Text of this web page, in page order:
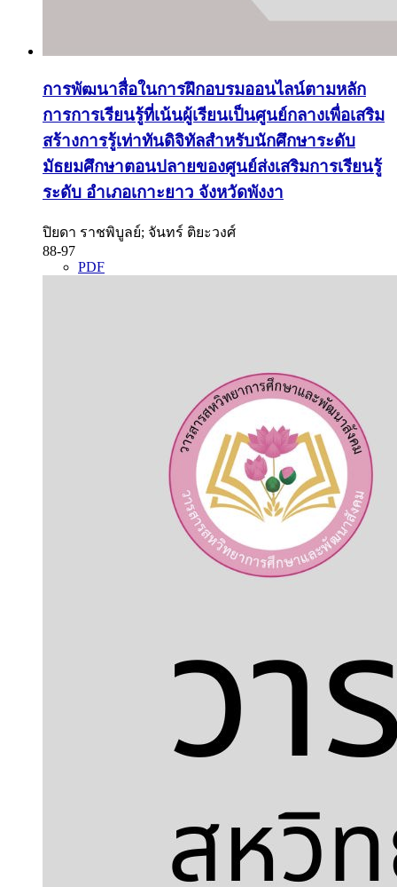
การพัฒนาสื่อในการฝึกอบรมออนไลน์ตามหลัก
การการเรียนรู้ที่เน้นผู้เรียนเป็นศูนย์กลางเพื่อเสริม
สร้างการรู้เท่าทันดิจิทัลสำหรับนักศึกษาระดับ
มัธยมศึกษาตอนปลายของศูนย์ส่งเสริมการเรียนรู้
ระดับ อำเภอเกาะยาว จังหวัดพังงา
ปิยดา ราชพิบูลย์; จันทร์ ติยะวงศ์
88-97
PDF